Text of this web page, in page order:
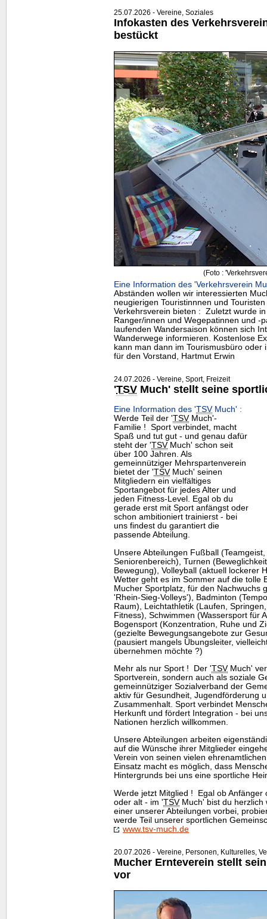
25.07.2026 - Vereine, Soziales
Infokasten des
bestückt
(Foto :
Eine Information des 'Verkehrsverein
Abständen wollen wir interessierten
neugierigen Touristinnnen und
Verkehrsverein bieten : Zuletzt wurde
Ranger/innen und Wegepatinnen und -
laufenden Wandersaison können sich
Wanderwege informieren. Kostenlose
kann man dann im Tourismusbüro oder
für den Vorstand, Hartmut Erwin
24.07.2026 - Vereine, Sport, Freizeit
'TSV Much' stellt seine
Eine Information des 'TSVMuch' :
Werde Teil der 'TSVMuch'-
Familie ! Sport verbindet, macht
Spaß und tut gut - und genau dafür
steht der 'TSVMuch' schon seit
über 100 Jahren. Als
gemeinnütziger Mehrspartenverein
bietet der 'TSVMuch' seinen
Mitgliedern ein vielfältiges
Sportangebot für jedes Alter und
jeden Fitness-Level. Egal ob du
gerade erst mit Sport anfängst oder
schon ambitioniert trainierst - bei
uns findest du garantiert die
passende Abteilung.
Unsere Abteilungen Fußball
Seniorenbereich), Turnen
Bewegung), Volleyball (aktuell lockerer
Wetter geht es im Sommer auf die tolle
Mucher Sportplatz, für den Nachwuchs
'Rhein-Sieg-Volleys'), Badminton
Raum), Leichtathletik (Laufen,
Fitness), Schwimmen (Wassersport für
Bogensport (Konzentration, Ruhe und
(gezielte Bewegungsangebote zur
(pausiert mangels Übungsleiter,
übernehmen möchte ?)
Mehr als nur Sport ! Der 'TSVMuch'
Sportverein, sondern auch als soziale
gemeinnütziger Sozialverband der
aktiv für Gesundheit, Jugendförderung
Zusammenhalt. Sport verbindet
Herkunft und fördert Integration - bei
Nationen herzlich willkommen.
Unsere Abteilungen arbeiten
auf die Wünsche ihrer Mitglieder
Verein von seinen vielen
Einsatz macht es möglich, dass
Hintergrunds bei uns eine sportliche
Werde jetzt Mitglied ! Egal ob Anfänger
oder alt - im 'TSVMuch' bist du herzlich
einer unserer Abteilungen vorbei,
werde Teil unserer sportlichen
www.tsv-much.de
20.07.2026 - Vereine, Personen, Kulturelles,
Mucher Ernteverein stellt
vor